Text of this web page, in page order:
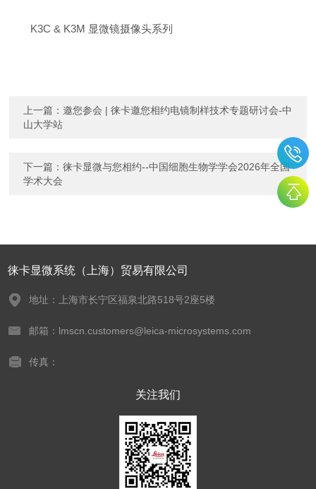
K3C & K3M 显微镜摄像头系列
上一篇：邀您参会 | 徕卡邀您相约电镜制样技术专题研讨会-中
山大学站
下一篇：徕卡显微与您相约--中国细胞生物学学会2026年全国
学术大会
徕卡显微系统（上海）贸易有限公司
地址：上海市长宁区福泉北路518号2座5楼
邮箱：lmscn.customers@leica-microsystems.com
传真：
关注我们